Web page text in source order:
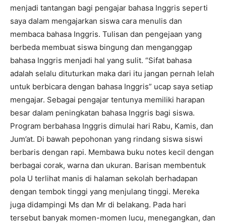
menjadi tantangan bagi pengajar bahasa Inggris seperti
saya dalam mengajarkan siswa cara menulis dan
membaca bahasa Inggris. Tulisan dan pengejaan yang
berbeda membuat siswa bingung dan menganggap
bahasa Inggris menjadi hal yang sulit. “Sifat bahasa
adalah selalu dituturkan maka dari itu jangan pernah lelah
untuk berbicara dengan bahasa Inggris” ucap saya setiap
mengajar. Sebagai pengajar tentunya memiliki harapan
besar dalam peningkatan bahasa Inggris bagi siswa.
Program berbahasa Inggris dimulai hari Rabu, Kamis, dan
Jum’at. Di bawah pepohonan yang rindang siswa siswi
berbaris dengan rapi. Membawa buku notes kecil dengan
berbagai corak, warna dan ukuran. Barisan membentuk
pola U terlihat manis di halaman sekolah berhadapan
dengan tembok tinggi yang menjulang tinggi. Mereka
juga didampingi Ms dan Mr di belakang. Pada hari
tersebut banyak momen-momen lucu, menegangkan, dan